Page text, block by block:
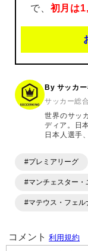
で、 初月は
By サッカ
サッカー総
世界のサッ
ディア。日
日本人選手
ます。「X
#プレミアリーグ
#マンチェスター・
#マテウス・フェル